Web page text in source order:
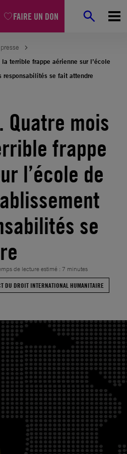
FAIRE UN DON
terrible frappe aérienne sur l’école
responsabilités se fait attendre
Quatre mois
frappe
l’école de
se
de lecture estimé : 7 minutes
DU DROIT INTERNATIONAL HUMANITAIRE